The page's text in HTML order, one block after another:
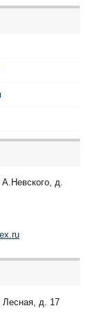
А.Невского, д.
Лесная, д. 17